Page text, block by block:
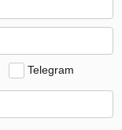
Telegram